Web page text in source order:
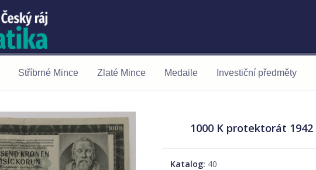
Stříbrné Mince Zlaté Mince Medaile Investiční předměty
1000 K protektorát
Katalog: 40